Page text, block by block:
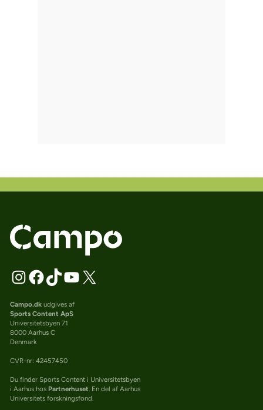
Campo.dkudgives af
Sports Content ApS
Universitetsbyen 71
8000 Aarhus C
Denmark
CVR-nr: 42457450
Du finder Sports Content i Universitetsbyen
i Aarhus hos Partnerhuset. En del af Aarhus
Universitets forskningsfond.